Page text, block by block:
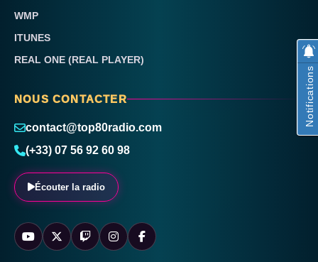
WMP
ITUNES
REAL ONE (REAL PLAYER)
NOUS CONTACTER
contact@top80radio.com
(+33) 07 56 92 60 98
Écouter la radio
Notifications